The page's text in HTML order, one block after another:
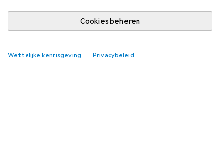
Cookies beheren
Wettelijke kennisgeving Privacybeleid